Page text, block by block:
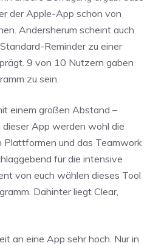
der Apple-App schon von
Andersherum scheint auch
Reminder zu einer
9 von 10 Nutzern gaben
zu sein.
einem großen Abstand –
App werden wohl die
Plattformen und das Teamwork
für die intensive
von euch wählen dieses Tool
Dahinter liegt Clear,
an eine App sehr hoch. Nur in